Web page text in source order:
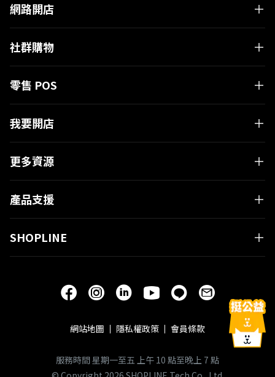
網路開店
社群購物
零售 POS
我要開店
更多資源
產品支援
SHOPLINE
網站地圖 隱私權政策 會員條款
服務時間 星期一至五 上午 10 點至晚上 7 點
有疑問嗎？
與 SHOPLINE 專業顧問進行
一對一免費電話諮詢！